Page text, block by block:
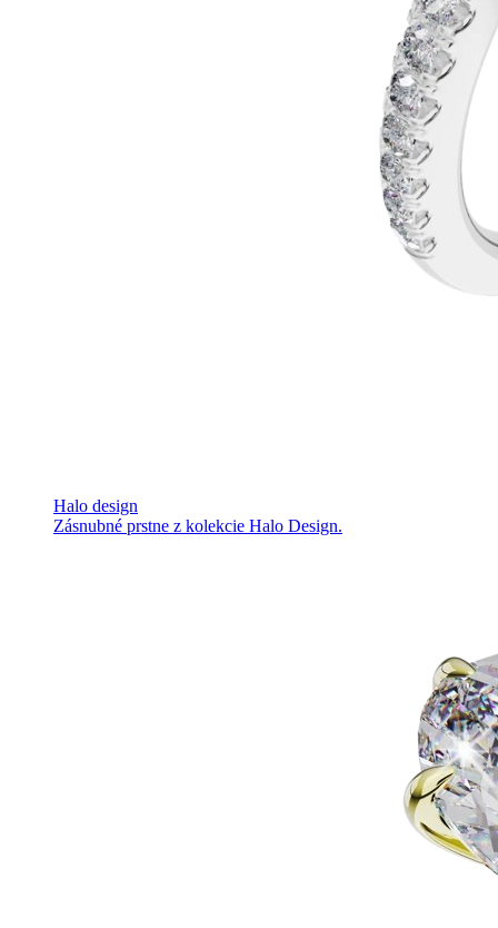
Halo design
Zásnubné prstne z kolekcie Halo Design.